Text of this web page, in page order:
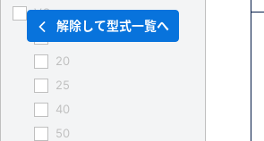
VG
10
20
25
40
50
解除して型式一覧へ